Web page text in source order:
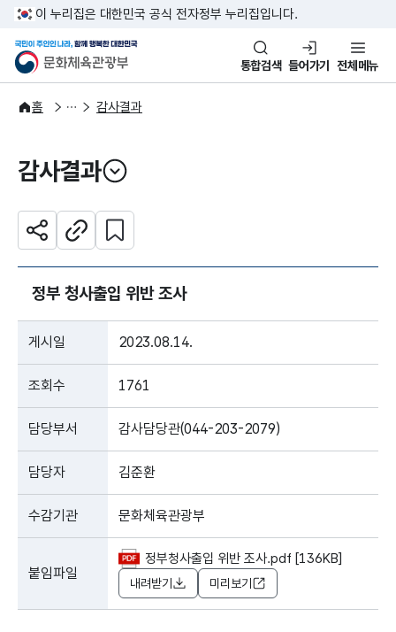
본문 바로가기
주메뉴 바로가기
이 누리집은 대한민국 공식 전자정부 누리집입니다.
문화체육관광부
국민이 주인인 나라, 함께 행복
통합검색 들어가기 전체메뉴
홈
정보공개
감사·청렴자료 감사결과
감사결과
열기
공유하기주소복사
관심 콘텐츠 설정하기
정부 청사출입 위반 조사
게시일 2023.08.14.
조회수 1761
담당부서 감사담당관(044-203-2079)
담당자 김준환
수감기관 문화체육관광부
붙임파일
정부청사출입 위반 조사.pdf [136KB]
내려받기 미리보기